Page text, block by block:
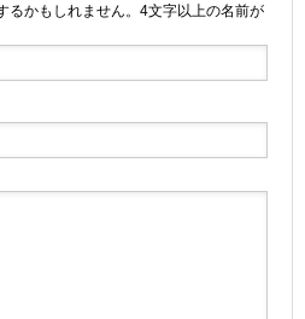
るかもしれません。4文字以上の名前が